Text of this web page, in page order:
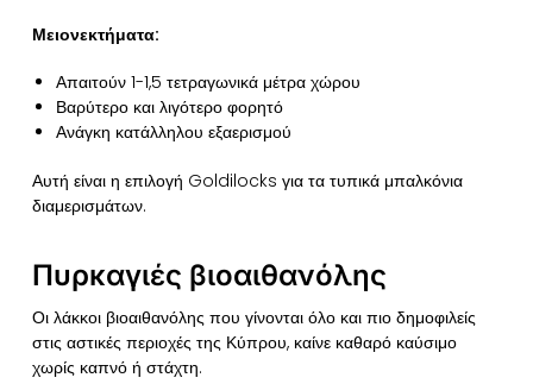
Μειονεκτήματα:
Απαιτούν 1-1,5 τετραγωνικά μέτρα χώρου
Βαρύτερο και λιγότερο φορητό
Ανάγκη κατάλληλου εξαερισμού
Αυτή είναι η επιλογή Goldilocks για τα τυπικά μπαλκόνια
διαμερισμάτων.
Πυρκαγιές βιοαιθανόλης
Οι λάκκοι βιοαιθανόλης που γίνονται όλο και πιο δημοφιλείς
στις αστικές περιοχές της Κύπρου, καίνε καθαρό καύσιμο
χωρίς καπνό ή στάχτη.